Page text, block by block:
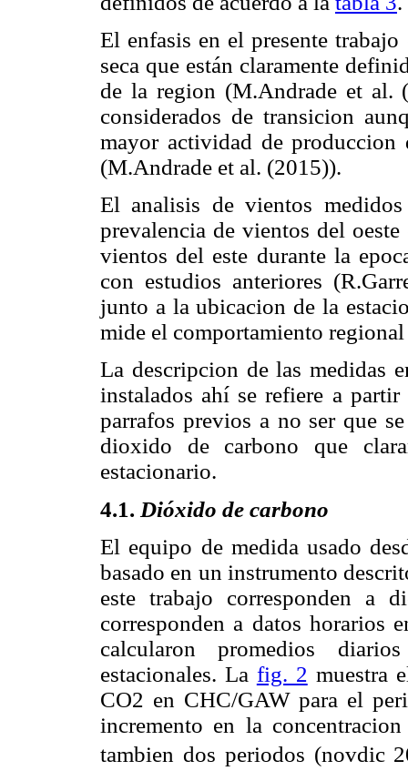
El enfasis en el presente
seca que están claramente
de la region (M.Andrade et
considerados de transicion
mayor actividad de produccion
(M.Andrade et al. (2015)).
El analisis de vientos
prevalencia de vientos del
vientos del este durante la
con estudios anteriores
junto a la ubicacion de la
mide el comportamiento
La descripcion de las medidas
instalados ahí se refiere a
parrafos previos a no ser que
dioxido de carbono que
estacionario.
4.1. Dióxido de carbono
El equipo de medida usado
basado en un instrumento
este trabajo corresponden a
corresponden a datos horarios
calcularon promedios
estacionales. La fig. 2 muestra
CO2 en CHC/GAW para el
incremento en la
tambien dos periodos (novdic